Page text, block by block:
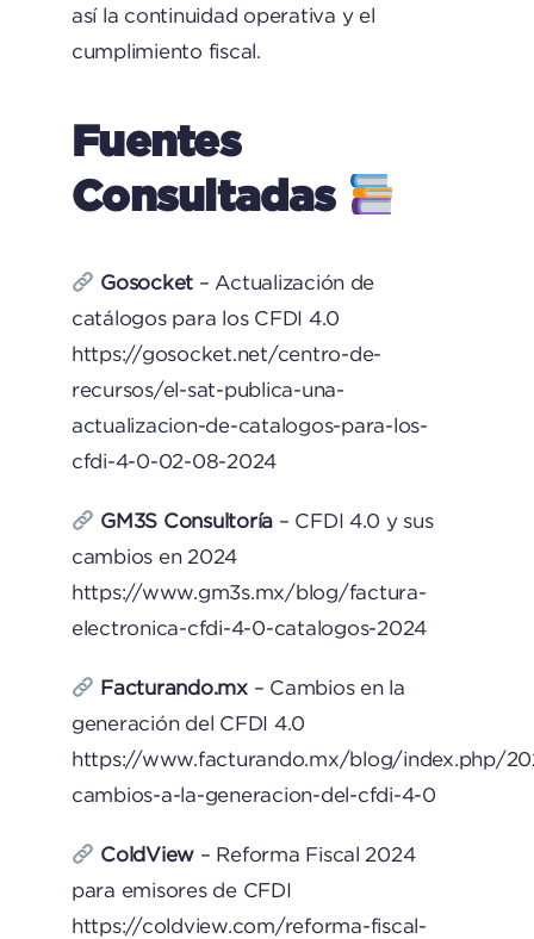
así la continuidad operativa y el
cumplimiento fiscal.​
Fuentes
Consultadas
Gosocket – Actualización de
catálogos para los CFDI 4.0
https://gosocket.net/centro-de-
recursos/el-sat-publica-una-
actualizacion-de-catalogos-para-los-
cfdi-4-0-02-08-2024
GM3S Consultoría – CFDI 4.0 y sus
cambios en 2024
https://www.gm3s.mx/blog/factura-
electronica-cfdi-4-0-catalogos-2024
Facturando.mx– Cambios en la
generación del CFDI 4.0
https://www.facturando.mx/blog/index.php/
cambios-a-la-generacion-del-cfdi-4-0
ColdView – Reforma Fiscal 2024
para emisores de CFDI
https://coldview.com/reforma-fiscal-